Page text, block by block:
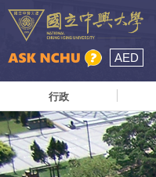
AED
行政